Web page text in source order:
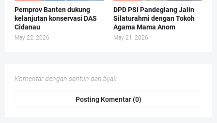
Pemprov Banten dukung
kelanjutan konservasi DAS
Cidanau
May 22, 2026
DPD PSI Pandeglang Jalin
Silaturahmi dengan Tokoh
Agama Mama Anom
May 21, 2026
Komentar dengan santun dan bijak
Posting Komentar (0)